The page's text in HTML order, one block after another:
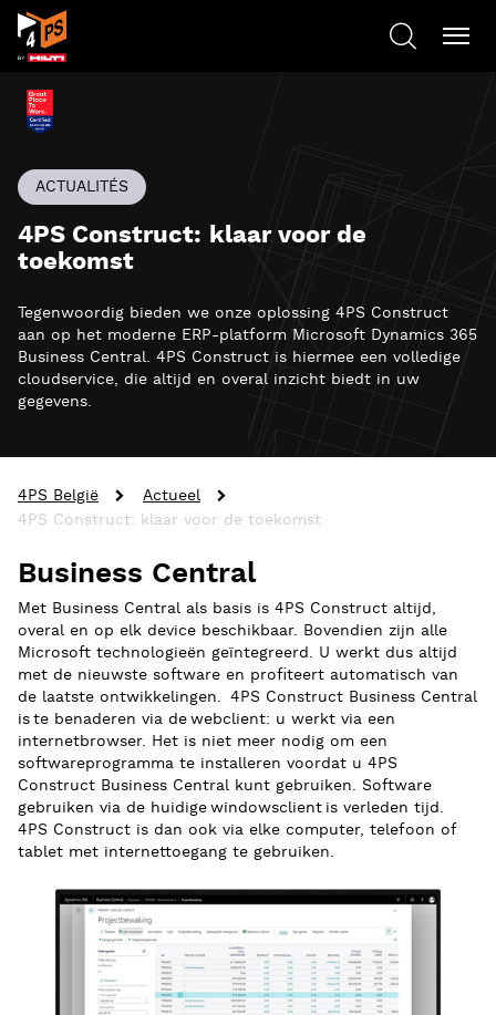
ACTUALITÉS
4PS Construct: klaar voor de
toekomst
Tegenwoordig bieden we onze oplossing 4PS Construct
aan op het moderne ERP-platform Microsoft Dynamics 365
Business Central. 4PS Construct is hiermee een volledige
cloudservice, die altijd en overal inzicht biedt in uw
gegevens.
4PS België
Actueel
4PS Construct: klaar voor de toekomst
Business Central
Met Business Central als basis is 4PS Construct altijd,
overal en op elk device beschikbaar. Bovendien zijn alle
Microsoft technologieën geïntegreerd. U werkt dus altijd
met de nieuwste software en profiteert automatisch van
de laatste ontwikkelingen. 4PS Construct Business Central
is te benaderen via de webclient: u werkt via een
internetbrowser. Het is niet meer nodig om een
softwareprogramma te installeren voordat u 4PS
Construct Business Central kunt gebruiken. Software
gebruiken via de huidige windowsclient is verleden tijd.
4PS Construct is dan ook via elke computer, telefoon of
tablet met internettoegang te gebruiken.